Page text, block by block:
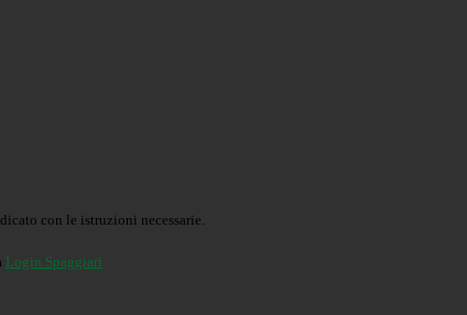
con le istruzioni necessarie.
Login Spaggiari